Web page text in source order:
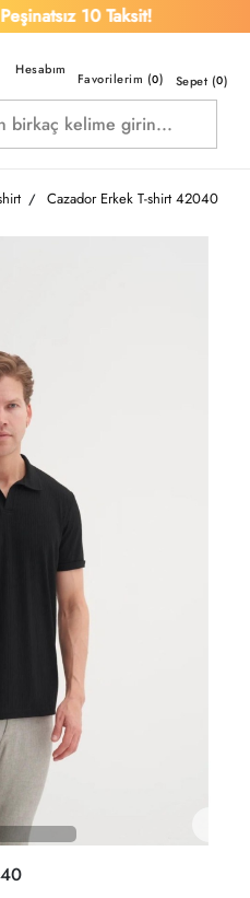
10 Taksit!
Favorilerim (0) Sepet (0)
Cazador Erkek T-shirt 42040